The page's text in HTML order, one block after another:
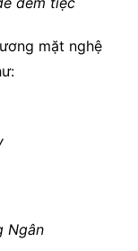
mặt nghệ
Ngân